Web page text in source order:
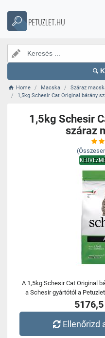
PETUZLET.HU
Home Macska Száraz
1,5kg Schesir Cat Original bárány
1,5kg Schesir
száraz
A 1,5kg Schesir Cat Original
a Schesir gyártótól a
Ellenőrizd